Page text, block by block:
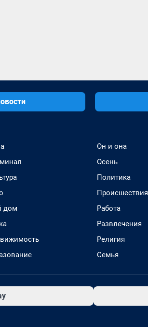
дом
Он и она
Осень
Политика
Происшествия
Работа
Развлечения
Религия
Семья